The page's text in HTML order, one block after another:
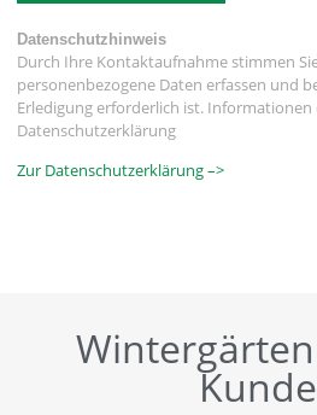
Datenschutzhinweis
Durch Ihre Kontaktaufnahme stimmen
personenbezogene Daten erfassen und
Erledigung erforderlich ist.
Datenschutzerklärung
Zur Datenschutzerklärung –>